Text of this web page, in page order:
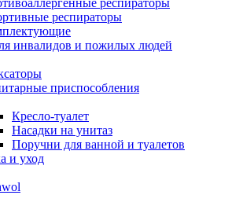
респираторы
респираторы
инвалидов и пожилых людей
приспособления
Кресло-туалет
Насадки на унитаз
Поручни для ванной и туалетов
и уход